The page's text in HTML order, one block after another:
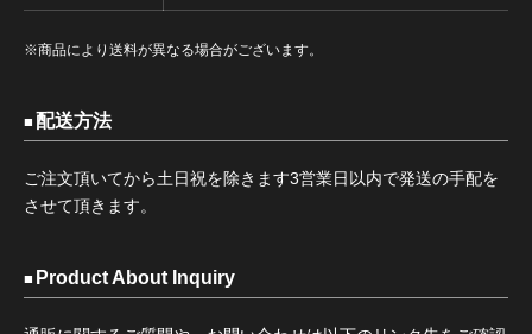
※商品により送料が異なる場合がございます。
配送方法
ご注文頂いてから土日祝を除きます3営業日以内で発送の手配を
させて頂きます。
Product About Inquiry